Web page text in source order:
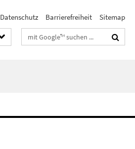
Datenschutz Barrierefreiheit Sitemap
Suchbegriffe